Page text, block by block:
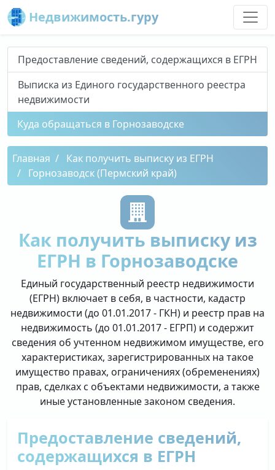
Недвижимость.гуру
Предоставление сведений, содержащихся в ЕГРН
Выписка из Единого государственного реестра
недвижимости
Куда обращаться в Горнозаводске
Главная
Как получить выписку из ЕГРН
Горнозаводск (Пермский край)
Как получить выписку из
ЕГРН в Горнозаводске
Единый государственный реестр недвижимости
(ЕГРН) включает в себя, в частности, кадастр
недвижимости (до 01.01.2017 - ГКН) и реестр прав на
недвижимость (до 01.01.2017 - ЕГРП) и содержит
сведения об учтенном недвижимом имуществе, его
характеристиках, зарегистрированных на такое
имущество правах, ограничениях (обременениях)
прав, сделках с объектами недвижимости, а также
иные установленные законом сведения.
Предоставление сведений,
содержащихся в ЕГРН